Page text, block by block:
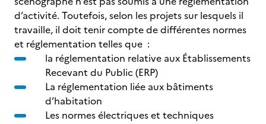
d’activité. Toutefois, selon les projets sur lesquels il
travaille, il doit tenir compte de différentes normes
et réglementation telles que :
la réglementation relative aux Établissements
Recevant du Public (ERP)
La réglementation liée aux bâtiments
d’habitation
Les normes électriques et techniques